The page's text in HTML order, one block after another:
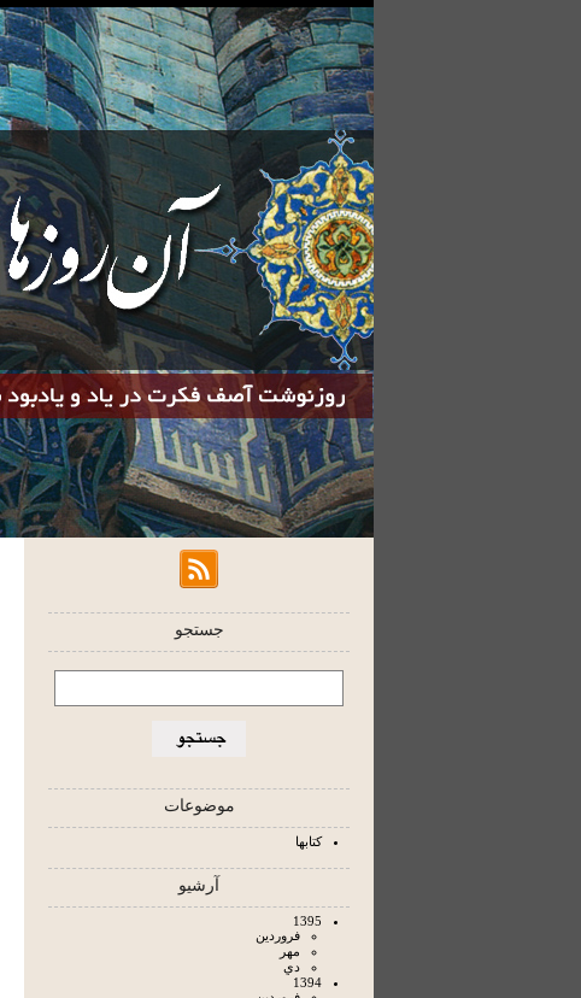
جستجو
موضوعات
کتابها
آرشیو
1395
فروردين
مهر
دي
1394